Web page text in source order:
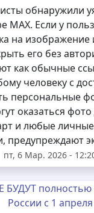
обнаружили
MAX. Если у
на изображение
его без
как обычные
человеку с
персональные
оказаться
и любые
предупреждают
пт, 6 Мар. 2026 -